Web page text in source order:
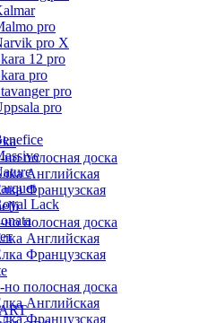
pro
pro X
12 pro
pro
pro
pro
Lack
но полосная доска
Английская
Французская
но полосная доска
Английская
Французская
но полосная доска
Английская
Французская